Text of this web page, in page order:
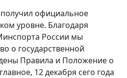
официальное
уровне. Благодаря
России мы
о государственной
Правила и Положение о
12 декабря сего года